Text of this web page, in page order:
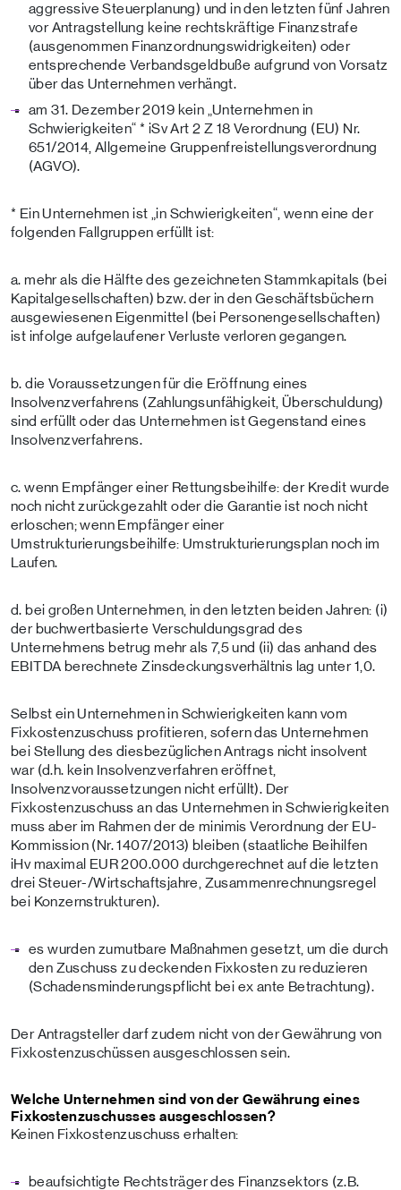
aggressive Steuerplanung) und in den letzten fünf Jahren
vor Antragstellung keine rechtskräftige Finanzstrafe
(ausgenommen Finanzordnungswidrigkeiten) oder
entsprechende Verbandsgeldbuße aufgrund von Vorsatz
über das Unternehmen verhängt.
am 31. Dezember 2019 kein „Unternehmen in
Schwierigkeiten“ * iSv Art 2 Z 18 Verordnung (EU) Nr.
651/2014, Allgemeine Gruppenfreistellungsverordnung
(AGVO).
* Ein Unternehmen ist „in Schwierigkeiten“, wenn eine der
folgenden Fallgruppen erfüllt ist:
a. mehr als die Hälfte des gezeichneten Stammkapitals (bei
Kapitalgesellschaften) bzw. der in den Geschäftsbüchern
ausgewiesenen Eigenmittel (bei Personengesellschaften)
ist infolge aufgelaufener Verluste verloren gegangen.
b. die Voraussetzungen für die Eröffnung eines
Insolvenzverfahrens (Zahlungsunfähigkeit, Überschuldung)
sind erfüllt oder das Unternehmen ist Gegenstand eines
Insolvenzverfahrens.
c. wenn Empfänger einer Rettungsbeihilfe: der Kredit wurde
noch nicht zurückgezahlt oder die Garantie ist noch nicht
erloschen; wenn Empfänger einer
Umstrukturierungsbeihilfe: Umstrukturierungsplan noch im
Laufen.
d. bei großen Unternehmen, in den letzten beiden Jahren: (i)
der buchwertbasierte Verschuldungsgrad des
Unternehmens betrug mehr als 7,5 und (ii) das anhand des
EBITDA berechnete Zinsdeckungsverhältnis lag unter 1,0.
Selbst ein Unternehmen in Schwierigkeiten kann vom
Fixkostenzuschuss profitieren, sofern das Unternehmen
bei Stellung des diesbezüglichen Antrags nicht insolvent
war (d.h. kein Insolvenzverfahren eröffnet,
Insolvenzvoraussetzungen nicht erfüllt). Der
Fixkostenzuschuss an das Unternehmen in Schwierigkeiten
muss aber im Rahmen der de minimis Verordnung der EU-
Kommission (Nr. 1407/2013) bleiben (staatliche Beihilfen
iHv maximal EUR 200.000 durchgerechnet auf die letzten
drei Steuer-/Wirtschaftsjahre, Zusammenrechnungsregel
bei Konzernstrukturen).
es wurden zumutbare Maßnahmen gesetzt, um die durch
den Zuschuss zu deckenden Fixkosten zu reduzieren
(Schadensminderungspflicht bei ex ante Betrachtung).
Der Antragsteller darf zudem nicht von der Gewährung von
Fixkostenzuschüssen ausgeschlossen sein.
Welche Unternehmen sind von der Gewährung eines
Fixkostenzuschusses ausgeschlossen?
Keinen Fixkostenzuschuss erhalten:
beaufsichtigte Rechtsträger des Finanzsektors (z.B.